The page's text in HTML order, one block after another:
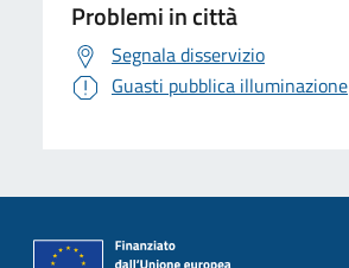
Problemi in città
Segnala disservizio
Guasti pubblica illuminazione